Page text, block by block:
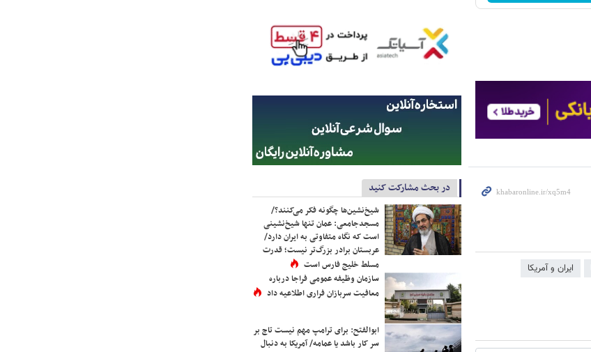
ایران و آمریکا
در بحث مشارکت کنید
شیخ‌نشین‌ها چگونه فکر می‌کنند؟/
مسجدجامعی: عمان تنها شیخ‌نشینی
است که نگاه متفاوتی به ایران دارد/
عربستان برادر بزرگ‌تر نیست؛ قدرت
مسلط خلیج فارس است
سازمان وظیفه عمومی فراجا درباره
معافیت سربازان فراری اطلاعیه داد
ابوالفتح: برای ترامپ مهم نیست تاج بر
سر کار باشد یا عمامه/ آمریکا به دنبال